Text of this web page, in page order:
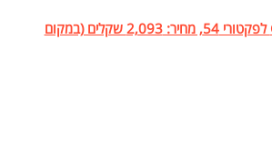
תיקי הובו מיני, Gammi לפקטורי 54, מחיר: 2,093 שקלים (במקום